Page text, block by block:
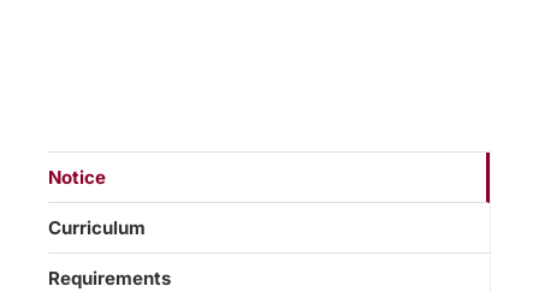
Notice
Curriculum
Requirements